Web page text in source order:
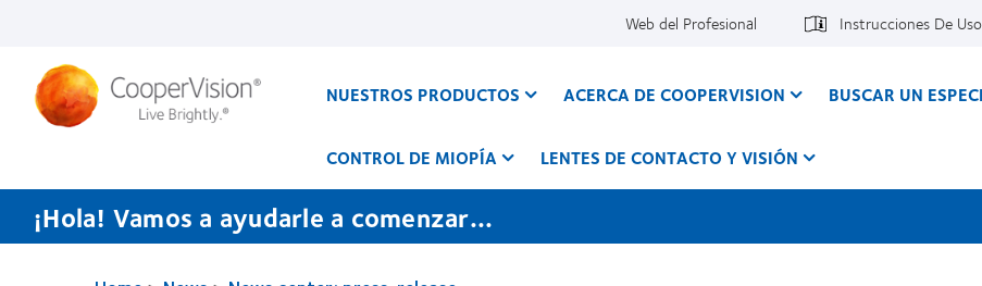
principal
Web del Profesional Instrucciones De Uso
NUESTROS PRODUCTOS ACERCA DE COOPERVISION BUSCAR UN
CONTROL DE MIOPÍA LENTES DE CONTACTO Y VISIÓN
¡Hola! Vamos a ayudarle a comenzar...